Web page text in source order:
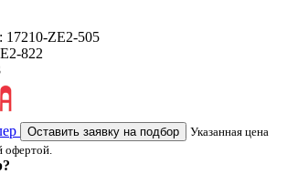
ZE2-505
822
Оставить заявку на подбор
Указанная цена
офертой.